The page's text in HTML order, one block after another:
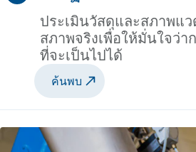
ประเมินวัสดุและสภาพแ
สภาพจริงเพื่อให้มั่นใจว่า
ที่จะเป็นไปได้
ค้นพบ